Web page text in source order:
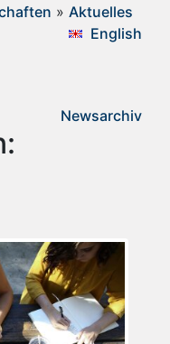
» Aktuelles
English
Newsarchiv